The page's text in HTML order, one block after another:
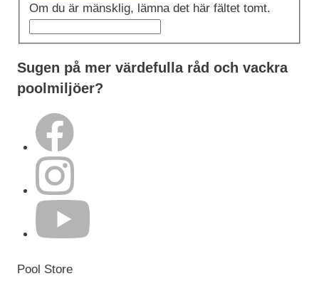
Om du är mänsklig, lämna det här fältet tomt.
Sugen på mer värdefulla råd och vackra
poolmiljöer?
Pool Store